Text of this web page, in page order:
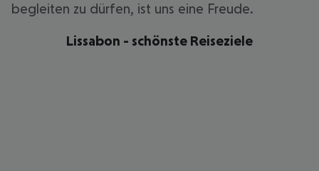
begleiten zu dürfen, ist uns eine Freude.
Lissabon - schönste Reiseziele